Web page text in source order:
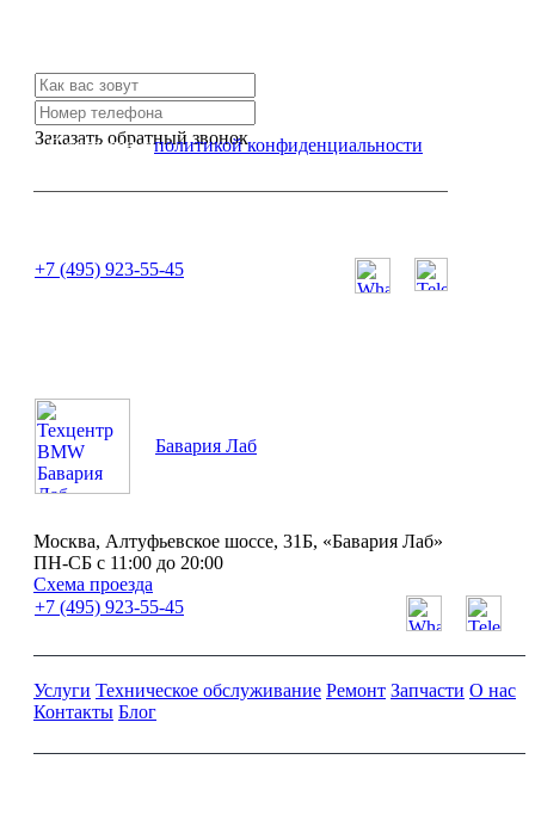
Заказать обратный звонок
Я согласен сполитикой конфиденциальности
+7 (495) 923-55-45
Бавария Лаб
Москва, Алтуфьевское шоссе, 31Б, «Бавария Лаб»
ПН-СБ с 11:00 до 20:00
Схема проезда
+7 (495) 923-55-45
Услуги Техническое обслуживание Ремонт Запчасти О нас
Контакты Блог